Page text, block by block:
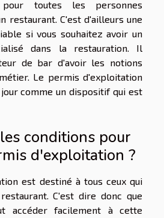
toutes les personnes
restaurant. C'est d'ailleurs une
si vous souhaitez avoir un
dans la restauration. Il
de bar d'avoir les notions
Le permis d'exploitation
comme un dispositif qui est
conditions pour
d'exploitation ?
est destiné à tous ceux qui
C'est dire donc que
accéder facilement à cette